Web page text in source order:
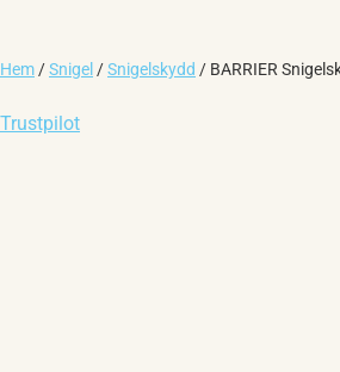
Hem /Snigel /Snigelskydd / BARRIER
Trustpilot